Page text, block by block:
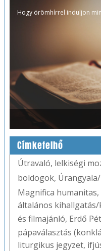
Hogy örömhírrel induljon
Címkefelhő
Útravaló, lelkiségi
boldogok,
Magnifica humanitas,
általános kihallgatás/
és filmajánló, Erdő
pápaválasztás
liturgikus jegyzet,